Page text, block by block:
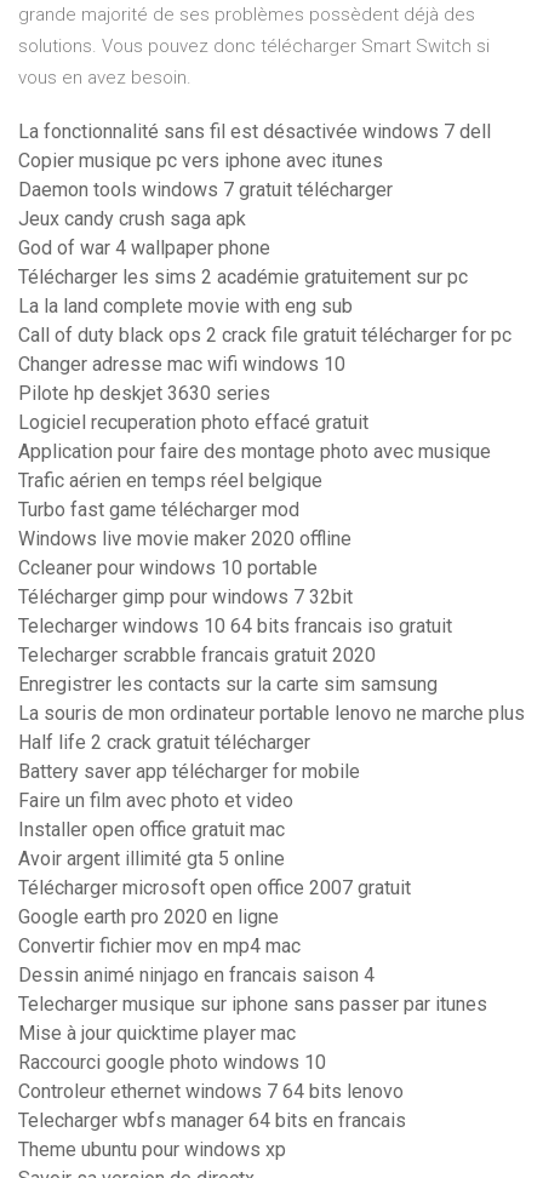
grande majorité de ses problèmes possèdent déjà des
solutions. Vous pouvez donc télécharger Smart Switch si
vous en avez besoin.
La fonctionnalité sans fil est désactivée windows 7 dell
Copier musique pc vers iphone avec itunes
Daemon tools windows 7 gratuit télécharger
Jeux candy crush saga apk
God of war 4 wallpaper phone
Télécharger les sims 2 académie gratuitement sur pc
La la land complete movie with eng sub
Call of duty black ops 2 crack file gratuit télécharger for pc
Changer adresse mac wifi windows 10
Pilote hp deskjet 3630 series
Logiciel recuperation photo effacé gratuit
Application pour faire des montage photo avec musique
Trafic aérien en temps réel belgique
Turbo fast game télécharger mod
Windows live movie maker 2020 offline
Ccleaner pour windows 10 portable
Télécharger gimp pour windows 7 32bit
Telecharger windows 10 64 bits francais iso gratuit
Telecharger scrabble francais gratuit 2020
Enregistrer les contacts sur la carte sim samsung
La souris de mon ordinateur portable lenovo ne marche plus
Half life 2 crack gratuit télécharger
Battery saver app télécharger for mobile
Faire un film avec photo et video
Installer open office gratuit mac
Avoir argent illimité gta 5 online
Télécharger microsoft open office 2007 gratuit
Google earth pro 2020 en ligne
Convertir fichier mov en mp4 mac
Dessin animé ninjago en francais saison 4
Telecharger musique sur iphone sans passer par itunes
Mise à jour quicktime player mac
Raccourci google photo windows 10
Controleur ethernet windows 7 64 bits lenovo
Telecharger wbfs manager 64 bits en francais
Theme ubuntu pour windows xp